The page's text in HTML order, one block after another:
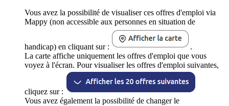
Vous avez la possibilité de visualiser ces offres d'emploi via
Mappy (non accessible aux personnes en situation de
handicap) en cliquant sur :
.
La carte affiche uniquement les offres d'emploi que vous
voyez à l'écran. Pour visualiser les offres d'emploi suivantes,
cliquez sur :
Vous avez également la possibilité de changer le